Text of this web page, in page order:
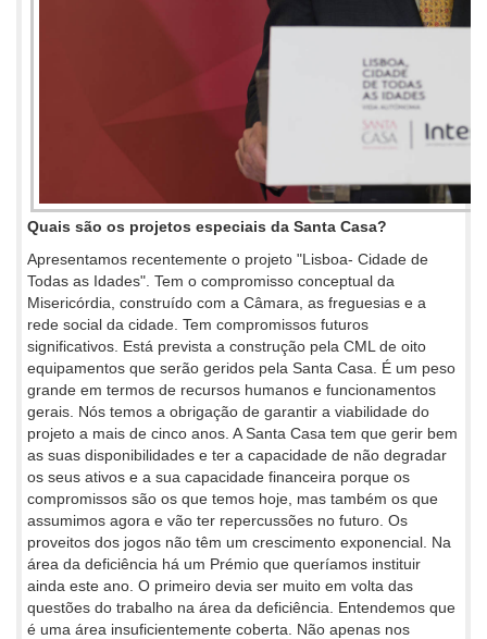
Quais são os projetos especiais da Santa Casa?
Apresentamos recentemente o projeto "Lisboa- Cidade de
Todas as Idades". Tem o compromisso conceptual da
Misericórdia, construído com a Câmara, as freguesias e a
rede social da cidade. Tem compromissos futuros
significativos. Está prevista a construção pela CML de oito
equipamentos que serão geridos pela Santa Casa. É um peso
grande em termos de recursos humanos e funcionamentos
gerais. Nós temos a obrigação de garantir a viabilidade do
projeto a mais de cinco anos. A Santa Casa tem que gerir bem
as suas disponibilidades e ter a capacidade de não degradar
os seus ativos e a sua capacidade financeira porque os
compromissos são os que temos hoje, mas também os que
assumimos agora e vão ter repercussões no futuro. Os
proveitos dos jogos não têm um crescimento exponencial. Na
área da deficiência há um Prémio que queríamos instituir
ainda este ano. O primeiro devia ser muito em volta das
questões do trabalho na área da deficiência. Entendemos que
é uma área insuficientemente coberta. Não apenas nos